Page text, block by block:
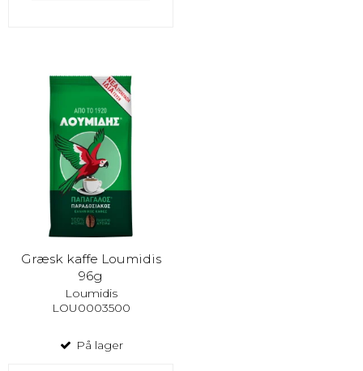
Græsk kaffe Loumidis
96g
Loumidis
LOU0003500
På lager